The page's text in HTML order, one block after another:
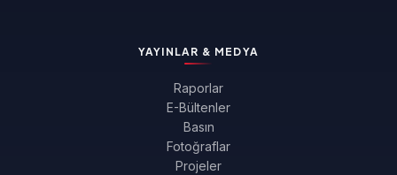
YAYINLAR & MEDYA
Raporlar
E-Bültenler
Basın
Fotoğraflar
Projeler